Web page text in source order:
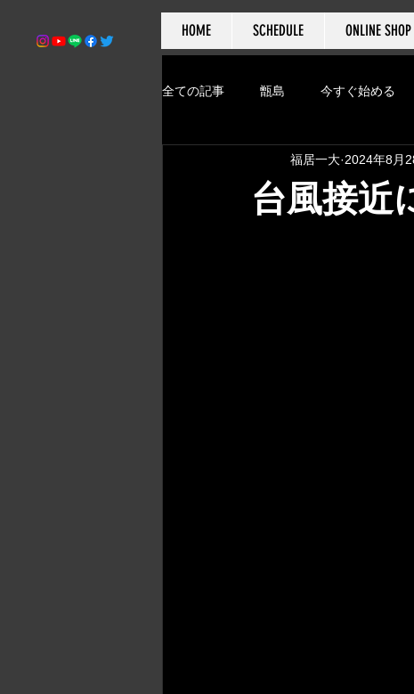
HOME SCHEDULE ONLINE SHOP
全ての記事 甑島 今すぐ始める
ベルリン ジャパン
台風接近
福居一大 2024年8月